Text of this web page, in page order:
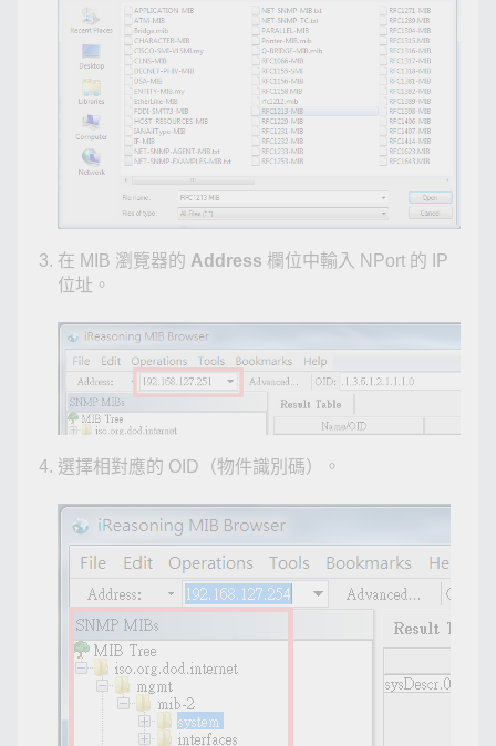
在 MIB 瀏覽器的 Address 欄位中輸入 NPort 的 IP
位址。
選擇相對應的 OID（物件識別碼）。